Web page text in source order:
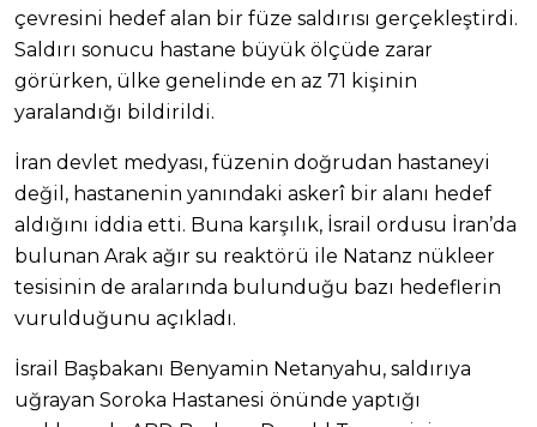
çevresini hedef alan bir füze saldırısı gerçekleştirdi.
Saldırı sonucu hastane büyük ölçüde zarar
görürken, ülke genelinde en az 71 kişinin
yaralandığı bildirildi.
İran devlet medyası, füzenin doğrudan hastaneyi
değil, hastanenin yanındaki askerî bir alanı hedef
aldığını iddia etti. Buna karşılık, İsrail ordusu İran’da
bulunan Arak ağır su reaktörü ile Natanz nükleer
tesisinin de aralarında bulunduğu bazı hedeflerin
vurulduğunu açıkladı.
İsrail Başbakanı Benyamin Netanyahu, saldırıya
uğrayan Soroka Hastanesi önünde yaptığı